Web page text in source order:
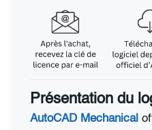
Présentation du
AutoCAD Mechanical